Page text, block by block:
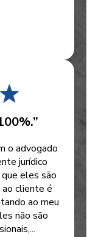
o advogado
jurídico
eles são
cliente é
ao meu
não são